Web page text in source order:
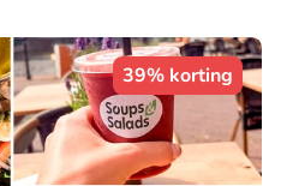
39% korting